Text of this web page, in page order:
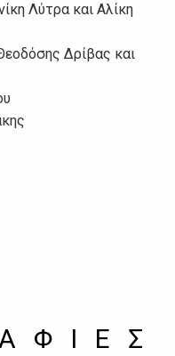
Λύτρα και Αλίκη
Δρίβας και